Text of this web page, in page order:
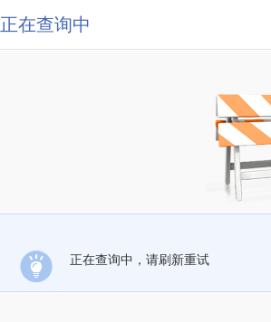
正在查询中
正在查询中，请刷新重试